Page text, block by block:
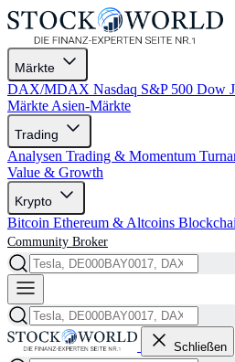
Märkte
DAX/MDAX Nasdaq S&P 500 Dow
Märkte Asien-Märkte
Trading
Analysen Trading & Momentum
Value & Growth
Krypto
Bitcoin Ethereum & Altcoins
Community Broker
Schließen